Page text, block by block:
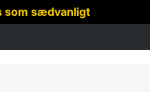
som sædvanligt